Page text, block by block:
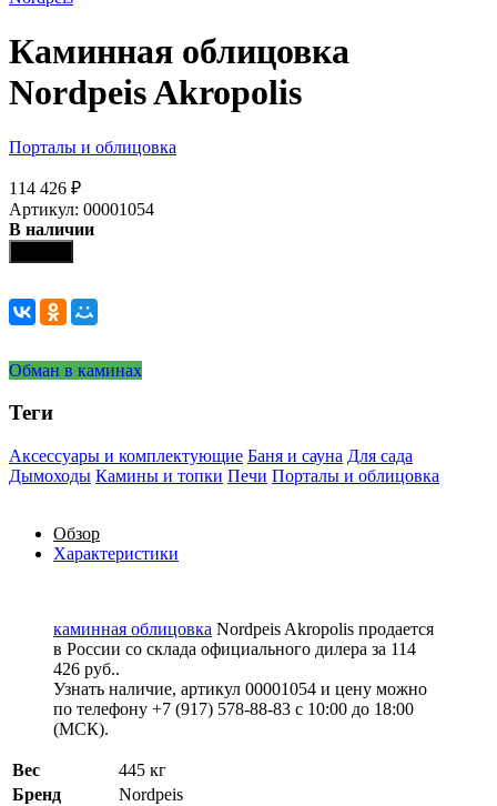
Каминная облицовка
Nordpeis Akropolis
Порталы и облицовка
114 426 ₽
Артикул: 00001054
В наличии
Обман в каминах
Теги
Аксессуары и комплектующие Баня и сауна Для сада
Дымоходы Камины и топки Печи Порталы и облицовка
Обзор
Характеристики
каминная облицовка Nordpeis Akropolis продается
в России со склада официального дилера за 114
426 руб..
Узнать наличие, артикул 00001054 и цену можно
по телефону +7 (917) 578-88-83 с 10:00 до 18:00
(МСК).
Вес
445 кг
Бренд
Nordpeis